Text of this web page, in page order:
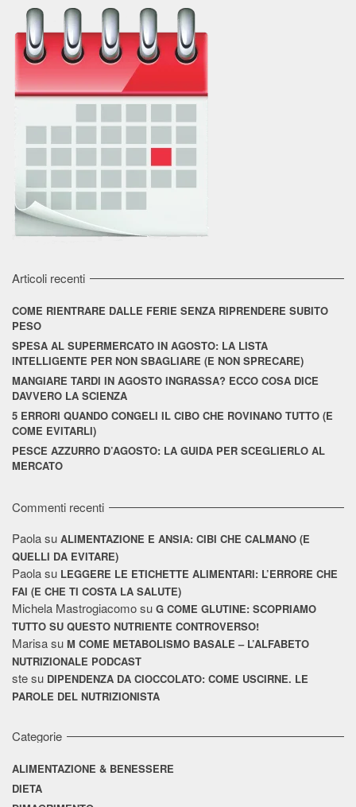
Articoli recenti
COME RIENTRARE DALLE FERIE SENZA RIPRENDERE SUBITO
PESO
SPESA AL SUPERMERCATO IN AGOSTO: LA LISTA
INTELLIGENTE PER NON SBAGLIARE (E NON SPRECARE)
MANGIARE TARDI IN AGOSTO INGRASSA? ECCO COSA DICE
DAVVERO LA SCIENZA
5 ERRORI QUANDO CONGELI IL CIBO CHE ROVINANO TUTTO (E
COME EVITARLI)
PESCE AZZURRO D’AGOSTO: LA GUIDA PER SCEGLIERLO AL
MERCATO
Commenti recenti
Paolasu ALIMENTAZIONE E ANSIA: CIBI CHE CALMANO (E
QUELLI DA EVITARE)
Paolasu LEGGERE LE ETICHETTE ALIMENTARI: L’ERRORE CHE
FAI (E CHE TI COSTA LA SALUTE)
Michela Mastrogiacomosu G COME GLUTINE: SCOPRIAMO
TUTTO SU QUESTO NUTRIENTE CONTROVERSO!
Marisasu M COME METABOLISMO BASALE – L’ALFABETO
NUTRIZIONALE PODCAST
stesu DIPENDENZA DA CIOCCOLATO: COME USCIRNE. LE
PAROLE DEL NUTRIZIONISTA
Categorie
ALIMENTAZIONE & BENESSERE
DIETA